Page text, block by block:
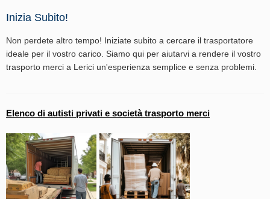
Inizia Subito!
Non perdete altro tempo! Iniziate subito a cercare il trasportatore
ideale per il vostro carico. Siamo qui per aiutarvi a rendere il vostro
trasporto merci a Lerici un'esperienza semplice e senza problemi.
Elenco di autisti privati e società trasporto merci